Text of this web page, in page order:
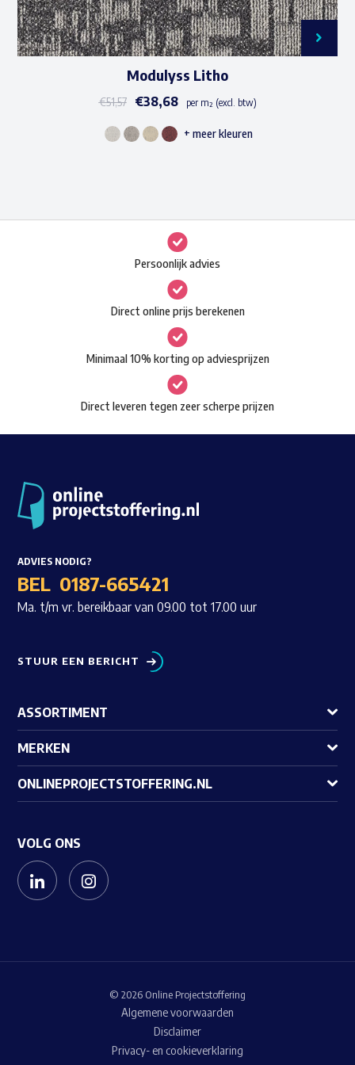
Modulyss Litho
€51,57 €38,68 per m² (excl. btw)
Dit
variaties.
Deze
optie
kan
gekozen
worden
op
de
productpagina
+ meer kleuren
Persoonlijk advies
Direct online prijs berekenen
Minimaal 10% korting op adviesprijzen
Direct leveren tegen zeer scherpe prijzen
ADVIES NODIG?
BEL 0187-665421
Ma. t/m vr. bereikbaar van 09.00 tot 17.00 uur
STUUR EEN BERICHT
ASSORTIMENT
MERKEN
ONLINEPROJECTSTOFFERING.NL
VOLG ONS
© 2026 Online Projectstoffering
Algemene voorwaarden
Disclaimer
Privacy- en cookieverklaring